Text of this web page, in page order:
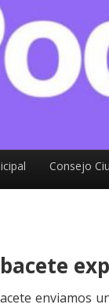
Consejo
enviamos